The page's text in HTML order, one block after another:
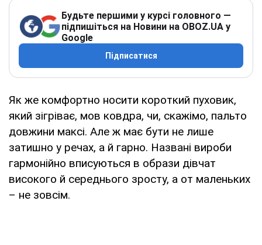
Будьте першими у курсі головного —
підпишіться на Новини на OBOZ.UA у
Google
Підписатися
Як же комфортно носити короткий пуховик,
який зігріває, мов ковдра, чи, скажімо, пальто
довжини максі. Але ж має бути не лише
затишно у речах, а й гарно. Названі вироби
гармонійно вписуються в образи дівчат
високого й середнього зросту, а от маленьких
– не зовсім.